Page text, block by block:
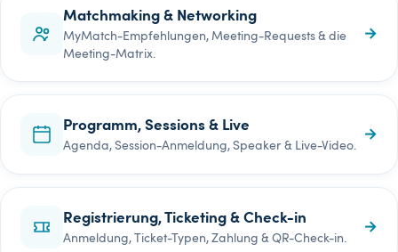
Matchmaking & Networking
MyMatch-Empfehlungen, Meeting-Requests & die
Meeting-Matrix.
→
Programm, Sessions & Live
Agenda, Session-Anmeldung, Speaker & Live-Video.
→
Registrierung, Ticketing & Check-in
Anmeldung, Ticket-Typen, Zahlung & QR-Check-in.
→